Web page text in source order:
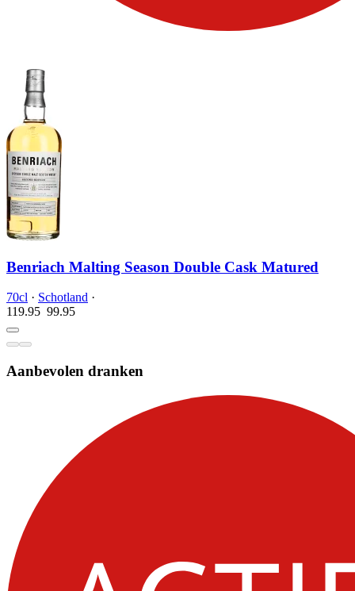
Benriach Malting Season Double Cask Matured
70cl · Schotland ·
119.95 99.95
Aanbevolen dranken